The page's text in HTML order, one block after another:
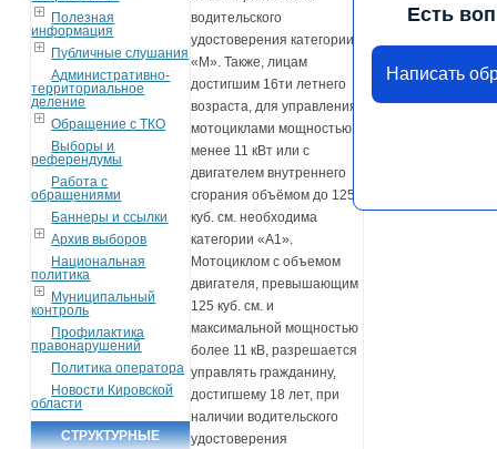
Полезная
информация
Публичные слушания
Административно-
территориальное
деление
Обращение с ТКО
Выборы и
референдумы
Работа с
обращениями
Баннеры и ссылки
Архив выборов
Национальная
политика
Муниципальный
контроль
Профилактика
правонарушений
Политика оператора
Новости Кировской
области
СТРУКТУРНЫЕ
водительского
удостоверения категории
«М». Также, лицам
достигшим 16ти летнего
возраста, для управления
мотоциклами мощностью
менее 11 кВт или с
двигателем внутреннего
сгорания объёмом до 125
куб. см. необходима
категории «А1».
Мотоциклом с объемом
двигателя, превышающим
125 куб. см. и
максимальной мощностью
более 11 кВ, разрешается
управлять гражданину,
достигшему 18 лет, при
наличии водительского
удостоверения
Есть
Написать